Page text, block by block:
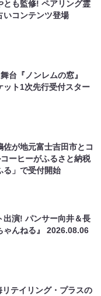
とも監修! ペアリング霊
いコンテンツ登場
台『ノンレムの窓』
ト1次先行受付スター
佐が地元富士吉田市とコ
ーヒーがふるさと納税
る」で受付開始
出演! パンサー向井＆長
ゃんねる』2026.08.06
テイリング・プラスの